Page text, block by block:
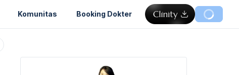
Komunitas Booking Dokter